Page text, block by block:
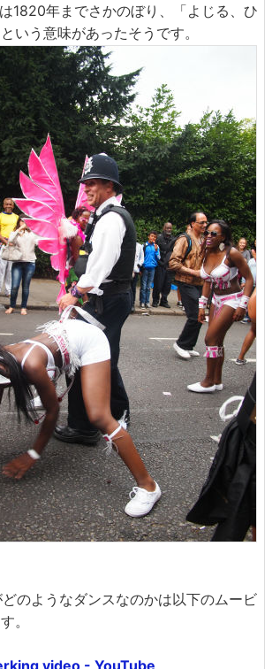
1820年までさかのぼり、「よじる、ひ
いう意味があったそうです。
のようなダンスなのかは以下のムービ
。
video - YouTube